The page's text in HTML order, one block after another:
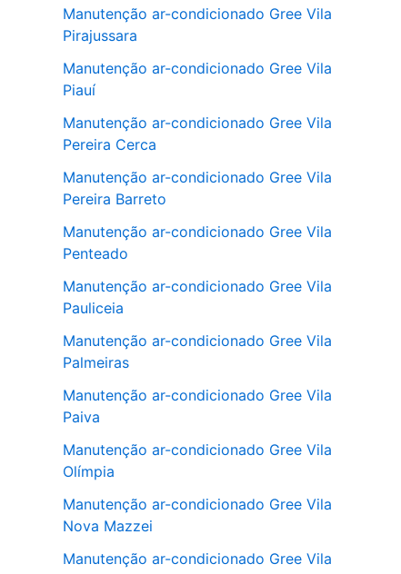
Manutenção ar-condicionado Gree Vila
Pirajussara
Manutenção ar-condicionado Gree Vila
Piauí
Manutenção ar-condicionado Gree Vila
Pereira Cerca
Manutenção ar-condicionado Gree Vila
Pereira Barreto
Manutenção ar-condicionado Gree Vila
Penteado
Manutenção ar-condicionado Gree Vila
Pauliceia
Manutenção ar-condicionado Gree Vila
Palmeiras
Manutenção ar-condicionado Gree Vila
Paiva
Manutenção ar-condicionado Gree Vila
Olímpia
Manutenção ar-condicionado Gree Vila
Nova Mazzei
Manutenção ar-condicionado Gree Vila